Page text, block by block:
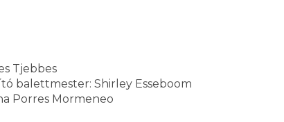
Tjebbes
balettmester: Shirley Esseboom
Porres Mormeneo